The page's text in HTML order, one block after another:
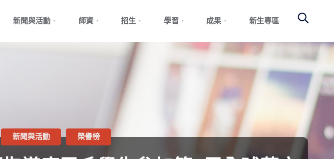
新聞與活動 師資 招生 學習 成果 新生專區
新聞與活動 榮譽榜